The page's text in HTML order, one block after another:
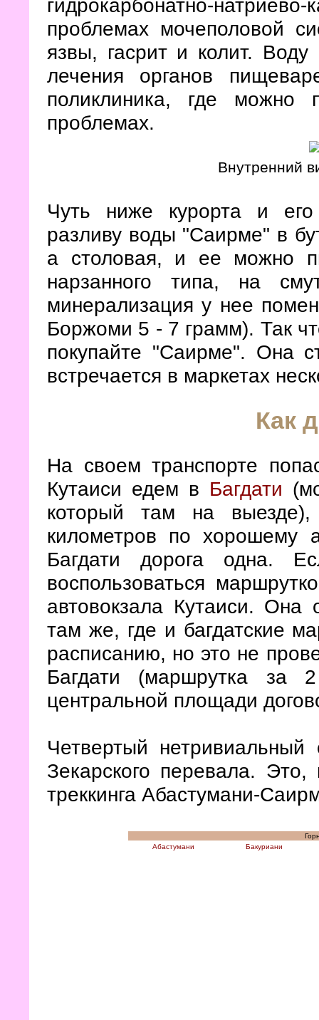
гидрокарбонатно-
проблемах мочеполовой
язвы, гасрит и колит.
лечения органов
поликлиника, где можно
проблемах.
Внутренний
Чуть ниже курорта и
разливу воды "Саирме" в
а столовая, и ее можно
нарзанного типа, на
минерализация у нее
Боржоми 5 - 7 грамм). Так
покупайте "Саирме". Она
встречается в маркетах
Как
На своем транспорте
Кутаиси едем в Багдати
который там на
километров по хорошему
Багдати дорога одна.
воспользоваться
автовокзала Кутаиси.
там же, где и багдатские
расписанию, но это не
Багдати (маршрутка
центральной площади
Четвертый
Зекарского перевала.
треккинга Абастумани-
Абастумани
Бакуриани